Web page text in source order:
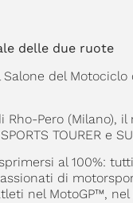
delle due ruote
del
Rho-Pero (Milano), il
TOURER e
al 100%:
di
nel MotoGP™, nel